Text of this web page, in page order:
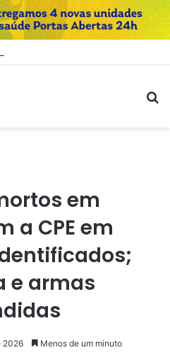
em
a CPE em
e armas
2026 Menos de um minuto